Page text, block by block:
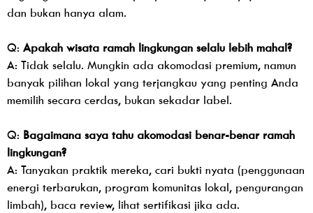
dan bukan hanya alam.
Q: Apakah wisata ramah lingkungan selalu lebih mahal?
A: Tidak selalu. Mungkin ada akomodasi premium, namun
banyak pilihan lokal yang terjangkau yang penting Anda
memilih secara cerdas, bukan sekadar label.
Q: Bagaimana saya tahu akomodasi benar-benar ramah
lingkungan?
A: Tanyakan praktik mereka, cari bukti nyata (penggunaan
energi terbarukan, program komunitas lokal, pengurangan
limbah), baca review, lihat sertifikasi jika ada.